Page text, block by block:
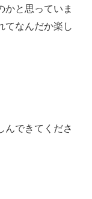
かと思っていま
てなんだか楽し
んできてくださ